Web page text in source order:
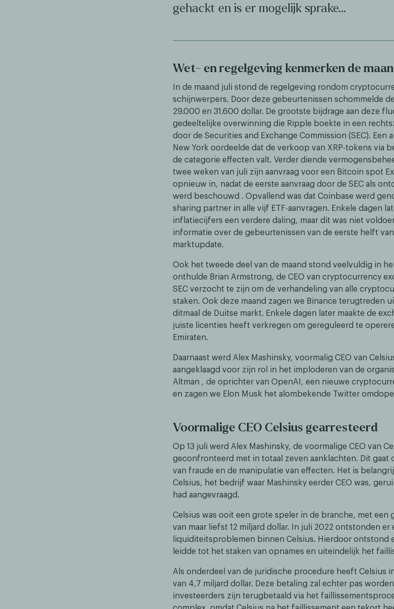
gehackt en is er mogelijk sprake…
Wet- en regelgeving kenmerken de
In de maand juli stond de regelgeving rondom
schijnwerpers. Door deze gebeurtenissen schommelde
29.000 en 31.600 dollar. De grootste bijdrage aan deze
gedeeltelijke overwinning die Ripple boekte in een
door de Securities and Exchange Commission (SEC).
New York oordeelde dat de verkoop van XRP-tokens via
de categorie effecten valt. Verder diende
twee weken van juli zijn aanvraag voor een Bitcoin spot
opnieuw in, nadat de eerste aanvraag door de SEC als
werd beschouwd . Opvallend was dat Coinbase werd
sharing partner in alle vijf ETF-aanvragen. Enkele dagen
inflatiecijfers een verdere daling, maar dit was niet
informatie over de gebeurtenissen van de eerste helft
marktupdate.
Ook het tweede deel van de maand stond veelvuldig in
onthulde Brian Armstrong, de CEO van cryptocurrency
SEC verzocht te zijn om de verhandeling van alle
staken. Ook deze maand zagen we Binance terugtreden
ditmaal de Duitse markt. Enkele dagen later maakte de
juiste licenties heeft verkregen om gereguleerd te
Emiraten.
Daarnaast werd Alex Mashinsky, voormalig CEO van
aangeklaagd voor zijn rol in het imploderen van de
Altman , de oprichter van OpenAI, een nieuwe
en zagen we Elon Musk het alombekende Twitter
Voormalige CEO Celsius gearresteerd
Op 13 juli werd Alex Mashinsky, de voormalige CEO van
geconfronteerd met in totaal zeven aanklachten. Dit gaat
van fraude en de manipulatie van effecten. Het is
Celsius, het bedrijf waar Mashinsky eerder CEO was,
had aangevraagd.
Celsius was ooit een grote speler in de branche, met een
van maar liefst 12 miljard dollar. In juli 2022 ontstonden
liquiditeitsproblemen binnen Celsius. Hierdoor ontstond
leidde tot het staken van opnames en uiteindelijk het
Als onderdeel van de juridische procedure heeft Celsius
van 4,7 miljard dollar. Deze betaling zal echter pas
investeerders zijn terugbetaald via het